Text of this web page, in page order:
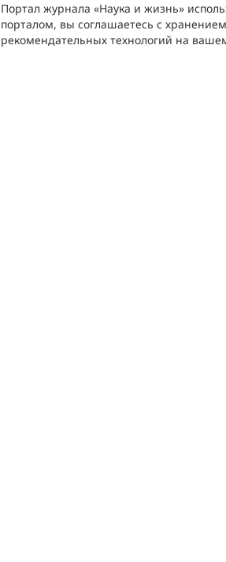
Портал журнала «Наука и жизнь»
порталом, вы соглашаетесь с
рекомендательных технологий на